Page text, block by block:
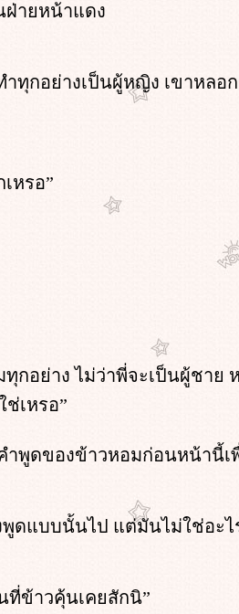
ฝ่ายหน้าแดง
ำทุกอย่างเป็นผู้หญิง เขาหลอ
หรอ”
ทุกอย่าง ไม่ว่าพี่จะเป็นผู้ชาย
เหรอ”
ำพูดของข้าวหอมก่อนหน้านี้เ
พูดแบบนั้นไป แต่มันไม่ใช่อะ
ที่ข้าวคุ้นเคยสักนิ”